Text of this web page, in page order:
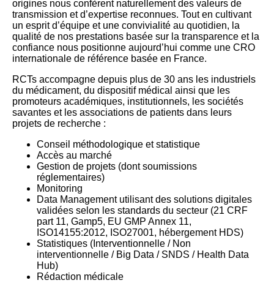
origines nous confèrent naturellement des valeurs de
transmission et d’expertise reconnues. Tout en cultivant
un esprit d’équipe et une convivialité au quotidien, la
qualité de nos prestations basée sur la transparence et la
confiance nous positionne aujourd’hui comme une CRO
internationale de référence basée en France.
RCTs accompagne depuis plus de 30 ans les industriels
du médicament, du dispositif médical ainsi que les
promoteurs académiques, institutionnels, les sociétés
savantes et les associations de patients dans leurs
projets de recherche :
Conseil méthodologique et statistique
Accès au marché
Gestion de projets (dont soumissions
réglementaires)
Monitoring
Data Management utilisant des solutions digitales
validées selon les standards du secteur (21 CRF
part 11, Gamp5, EU GMP Annex 11,
ISO14155:2012, ISO27001, hébergement HDS)
Statistiques (Interventionnelle / Non
interventionnelle / Big Data / SNDS / Health Data
Hub)
Rédaction médicale